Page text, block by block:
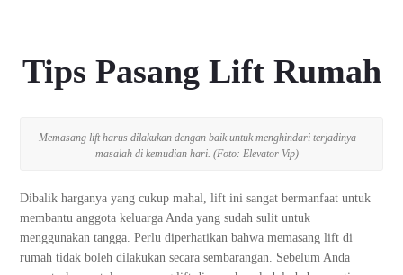
Tips Pasang Lift Rumah
Memasang lift harus dilakukan dengan baik untuk menghindari terjadinya
masalah di kemudian hari. (Foto: Elevator Vip)
Dibalik harganya yang cukup mahal, lift ini sangat bermanfaat untuk
membantu anggota keluarga Anda yang sudah sulit untuk
menggunakan tangga. Perlu diperhatikan bahwa memasang lift di
rumah tidak boleh dilakukan secara sembarangan. Sebelum Anda